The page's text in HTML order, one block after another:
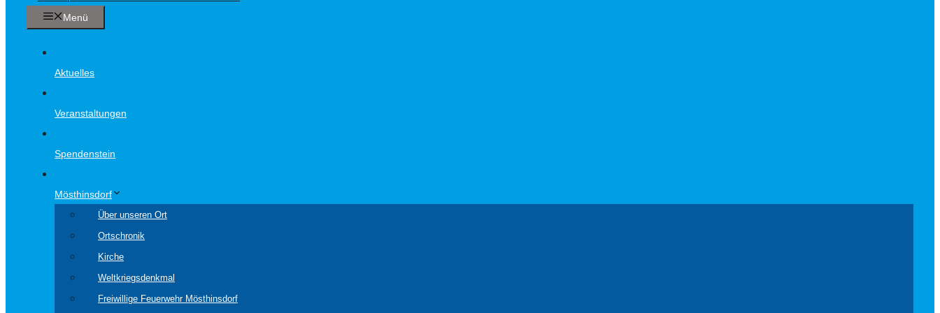
Menü
Aktuelles
Veranstaltungen
Spendenstein
Mösthinsdorf
Über unseren Ort
Ortschronik
Kirche
Weltkriegsdenkmal
Freiwillige Feuerwehr Mösthinsdorf